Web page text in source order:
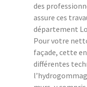
des
assure ces
département
Pour votre
façade, cette
différentes